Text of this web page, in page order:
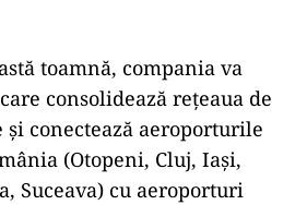
toamnă, compania va
consolidează rețeaua de
conectează aeroporturile
(Otopeni, Cluj, Iași,
Suceava) cu aeroporturi